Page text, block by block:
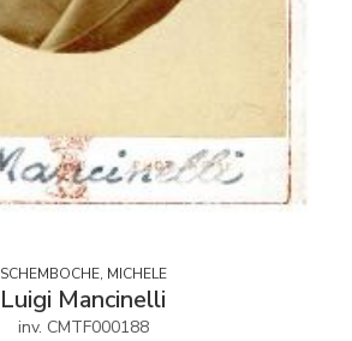
SCHEMBOCHE, MICHELE
Luigi Mancinelli
inv. CMTF000188